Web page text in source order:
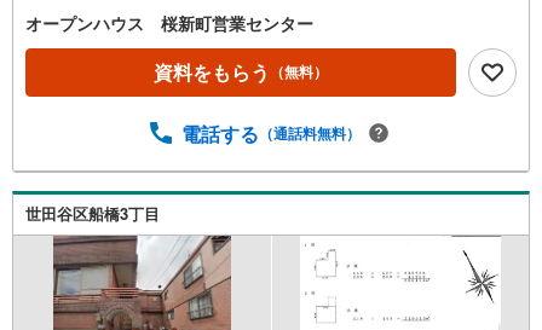
ひお気軽にご連絡ください！現地を見学される場合は「室
内・現地を見学する（無料）」ボタンよりご希望の日時を
ご記入いただけますとスムーズにご案内が可能です。◎現
地のご案内について・平日や夜遅い時間帯もご案内が可
にご説明いたします。・車でご自宅や最寄り駅等、ご指定
います。◎個別FP相談会 無料物件のご紹介だけでなく住
宅ローン・資金のご相談、まずは家探しについて話を聞き
たいという方も大歓迎です！年間8000棟以上の限定物件を
発表しているオープンハウスだから出会える物件が多数ご
ざいます。ぜひお気軽にご連絡・ご相談ください！※限定物
件:当社のみ、もしくは当社を含めた数社でのみご紹介可能
オープンハウス 桜新町営業センター
資料をもらう （無料）
電話する （通話料無料）
世田谷区船橋3丁目